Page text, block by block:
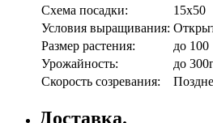
Схема посадки:
15х50
Условия выращивания:
Размер растения:
до 100
Урожайность:
до
Скорость созревания:
Доставка.